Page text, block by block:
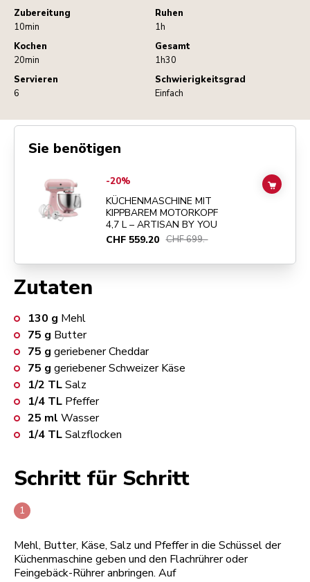
Zubereitung
10min
Ruhen
1h
Kochen
20min
Gesamt
1h30
Servieren
6
Schwierigkeitsgrad
Einfach
Zutaten
130 g Mehl
75 g Butter
75 g geriebener Cheddar
75 g geriebener Schweizer Käse
1/2 TLSalz
1/4 TL Pfeffer
25 ml Wasser
1/4 TLSalzflocken
Schritt für Schritt
Mehl, Butter, Käse, Salz und Pfeffer in die Schüssel der
Küchenmaschine geben und den Flachrührer oder
Feingebäck-Rührer anbringen. Auf
Sie benötigen
Go toKÜCHENMASCHINE MIT KIPPBAREM MOTORKOPF 4,7 L –
-20%
KÜCHENMASCHINE MIT
KIPPBAREM MOTORKOPF
4,7 L – ARTISAN BY YOU
CHF 559.20 CHF 699.-
ADD